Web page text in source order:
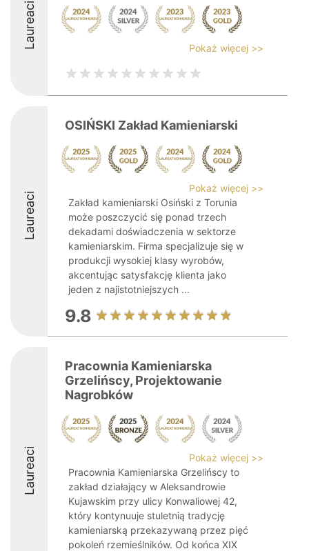
Laureaci Pokaż więcej >>
Laureaci
OSIŃSKI Zakład Kamieniarski
Pokaż więcej >>
Zakład kamieniarski Osiński z Torunia
może poszczycić się ponad trzech
dekadami doświadczenia w sektorze
kamieniarskim. Firma specjalizuje się w
produkcji wysokiej klasy wyrobów,
akcentując satysfakcję klienta jako
jeden z najistotniejszych ...
9.8
Laureaci
Pracownia Kamieniarska
Grzelińscy, Projektowanie
Nagrobków
Pokaż więcej >>
Pracownia Kamieniarska Grzelińscy to
zakład działający w Aleksandrowie
Kujawskim przy ulicy Konwaliowej 42,
który kontynuuje stuletnią tradycję
kamieniarską przekazywaną przez pięć
pokoleń rzemieślników. Od końca XIX